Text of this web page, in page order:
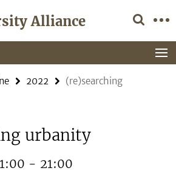
Alliance
2022
(re)searching
urbanity
- 21:00